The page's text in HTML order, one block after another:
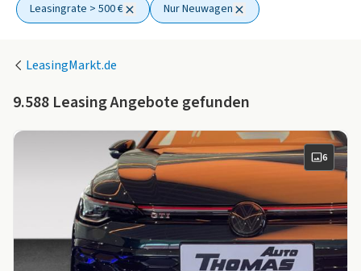
LeasingMarkt.de
9.588 Leasing Angebote gefunden
Leasingrate > 500 € Nur Neuwagen
2 aktive Filter
6